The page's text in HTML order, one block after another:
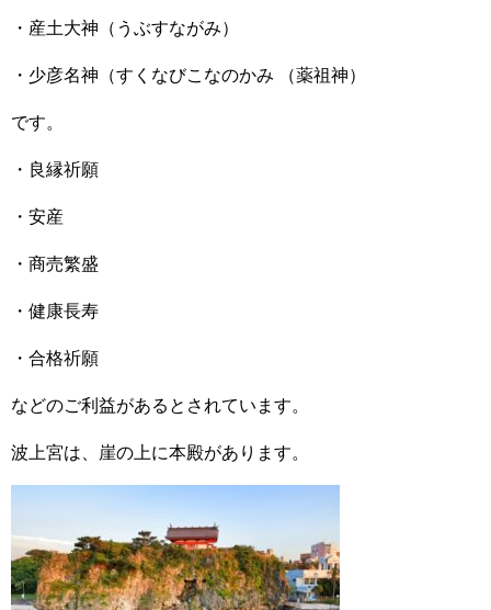
・産土大神（うぶすながみ）
・少彦名神（すくなびこなのかみ （薬祖神）
です。
・良縁祈願
・安産
・商売繁盛
・健康長寿
・合格祈願
などのご利益があるとされています。
波上宮は、崖の上に本殿があります。